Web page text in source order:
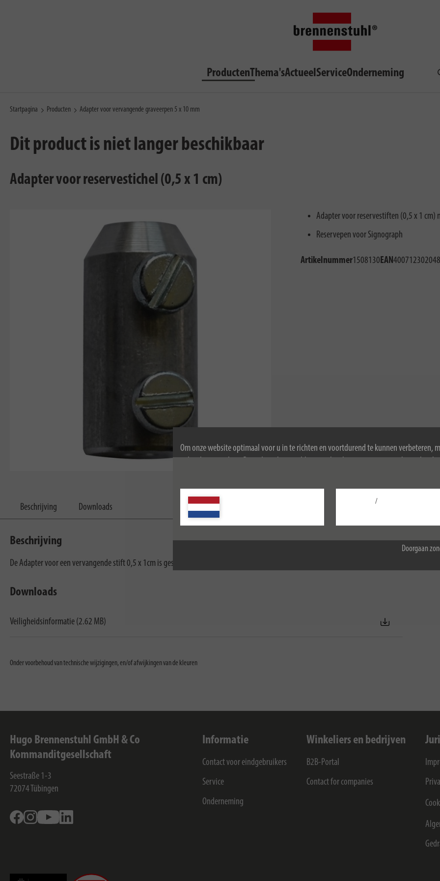
Om onze website optimaal voor u in te richten en voortdurend te kunnen verbeteren,
Doorgaan
/
ProductenThema'sActueelServiceOnderneming
Startpagina Producten Adapter voor vervangende graveerpen 5 x 10 mm
Dit product is niet langer beschikbaar
Adapter voor reservestichel (0,5 x 1 cm)
Adapter voor reservestiften (0,5 x 1 cm)
Reservepen voor Signograph
Artikelnummer1508130EAN
Beschrijving Downloads
Beschrijving
De Adapter voor een vervangende stift 0,5 x 1cm is geschikt zich ideaal als vervangende stift voor een Signograph.
Downloads
Veiligheidsinformatie (2.62 MB)
Onder voorbehoud van technische wijzigingen, en/of afwijkingen van de kleuren
Hugo Brennenstuhl GmbH & Co
Kommanditgesellschaft
Seestraße 1-3
72074 Tübingen
FacebookInstagramYoutube
Informatie
Contact voor eindgebruikers
Service
Onderneming
Winkeliers en bedrijven
B2B-Portal
Contact for companies